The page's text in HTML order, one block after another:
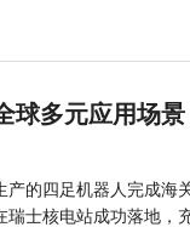
球多元应用场景
产的四足机器人完成海
士核电站成功落地，